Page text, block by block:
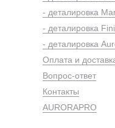
- деталировка
- деталировка
- деталировка
Оплата и
Вопрос-ответ
Контакты
AURORAPRO